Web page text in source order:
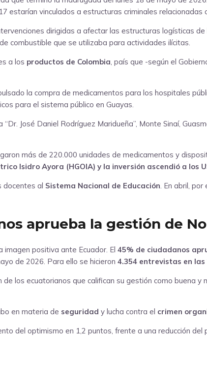
estarían vinculados a estructuras criminales
dirigidas a afectar las estructuras logísticas
combustible que se utilizaba para actividades ilícitas.
a los productos de Colombia , país que -según el
la compra de medicamentos para los hospitales
para el sistema público en Guayas.
José Daniel Rodríguez Maridueña”, Monte Sinaí,
más de 220.000 unidades de medicamentos y
Isidro Ayora (HGOIA) y la inversión ascendió a los
docentes al Sistema Nacional de Educación . En abril,
aprueba la gestión de
positiva ante Ecuador. El 45% de ciudadanos
de 2026. Para ello se hicieron 4.354 entrevistas en
los ecuatorianos que califican su gestión como buena y
en materia de seguridad y lucha contra el crimen
del optimismo en 1,2 puntos, frente a una reducción del